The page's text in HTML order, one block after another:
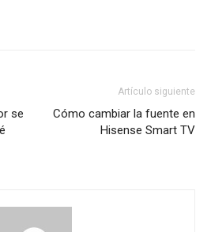
se
Artículo siguiente
Cómo cambiar la fuente en
Hisense Smart TV